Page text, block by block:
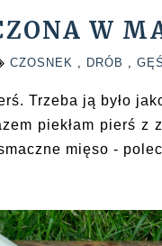
W
CZOSNEK DRÓB GĘŚ
Trzeba ją było
piekłam pierś z
mięso -